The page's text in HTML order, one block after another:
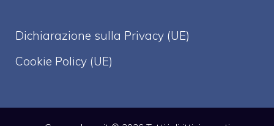
Dichiarazione sulla Privacy (UE)
Cookie Policy (UE)